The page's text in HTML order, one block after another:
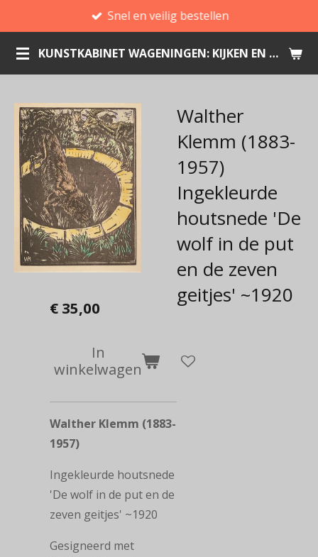
direct
naar
de
KUNSTKABINET WAGENINGEN: KIJKEN EN KOPEN
Snel en veilig bestellen
Walther
Klemm (1883-
1957)
Ingekleurde
houtsnede 'De
wolf in de put
en de zeven
geitjes' ~1920
€ 35,00
In
winkelwagen
Walther Klemm (1883-
1957)
Ingekleurde houtsnede
'De wolf in de put en de
zeven geitjes' ~1920
Gesigneerd met